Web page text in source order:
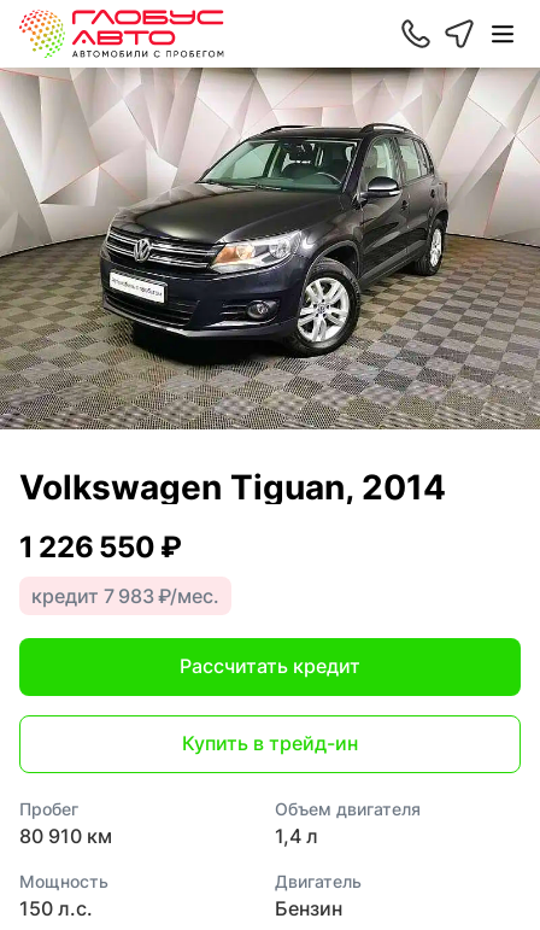
Volkswagen Tiguan, 2014
1 226 550 ₽
кредит 7 983 ₽/мес.
Рассчитать кредит
Купить в трейд-ин
Пробег
80 910 км
Объем двигателя
1,4 л
Мощность
150 л.с.
Двигатель
Бензин